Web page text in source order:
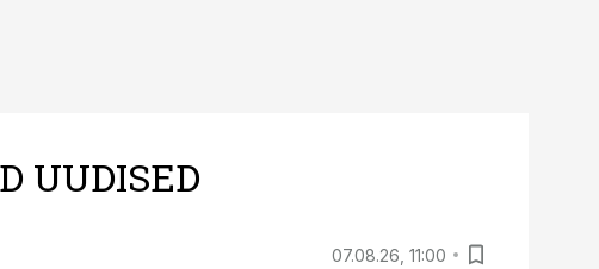
UUDISED
07.08.26, 11:00